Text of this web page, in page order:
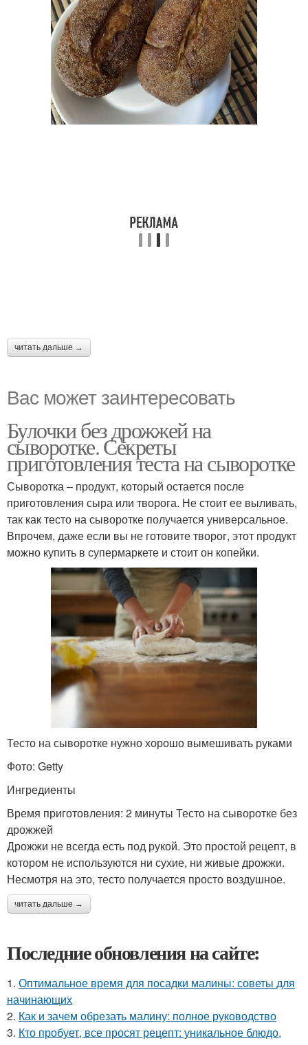
читать дальше →
Вас может заинтересовать
Булочки без дрожжей на
сыворотке. Секреты
приготовления теста на сыворотке
Сыворотка – продукт, который остается после
приготовления сыра или творога. Не стоит ее выливать,
так как тесто на сыворотке получается универсальное.
Впрочем, даже если вы не готовите творог, этот продукт
можно купить в супермаркете и стоит он копейки.
Тесто на сыворотке нужно хорошо вымешивать руками
Фото: Getty
Ингредиенты
Время приготовления: 2 минуты Тесто на сыворотке без
дрожжей
Дрожжи не всегда есть под рукой. Это простой рецепт, в
котором не используются ни сухие, ни живые дрожжи.
Несмотря на это, тесто получается просто воздушное.
читать дальше →
Последние обновления на сайте:
1. Оптимальное время для посадки малины: советы для
начинающих
2. Как и зачем обрезать малину: полное руководство
3. Кто пробует, все просят рецепт: уникальное блюдо,